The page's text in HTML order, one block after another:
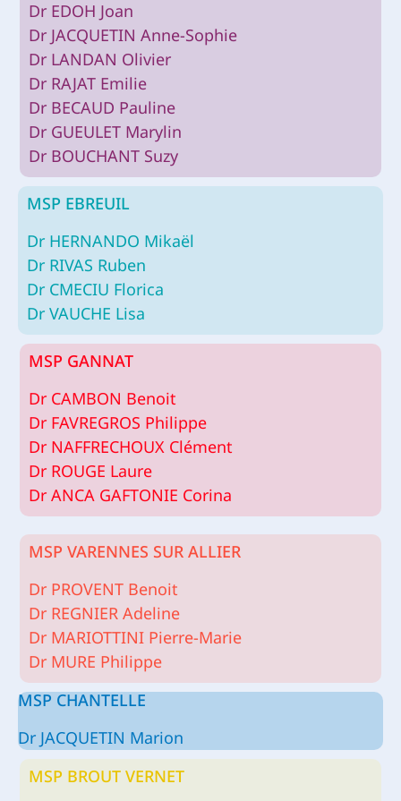
Dr EDOH Joan
Dr JACQUETIN Anne-Sophie
Dr LANDAN Olivier
Dr RAJAT Emilie
Dr BECAUD Pauline
Dr GUEULET Marylin
Dr BOUCHANT Suzy
MSP EBREUIL
Dr HERNANDO Mikaël
Dr RIVAS Ruben
Dr CMECIU Florica
Dr VAUCHE Lisa
MSP GANNAT
Dr CAMBON Benoit
Dr FAVREGROS Philippe
Dr NAFFRECHOUX Clément
Dr ROUGE Laure
Dr ANCA GAFTONIE Corina
MSP VARENNES SUR ALLIER
Dr PROVENT Benoit
Dr REGNIER Adeline
Dr MARIOTTINI Pierre-Marie
Dr MURE Philippe
MSP CHANTELLE
Dr JACQUETIN Marion
MSP BROUT VERNET